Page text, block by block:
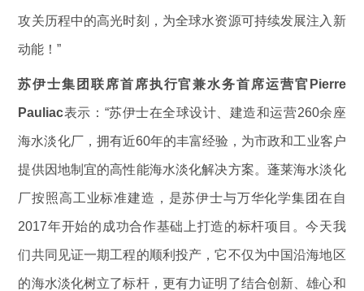
攻关历程中的高光时刻，为全球水资源可持续发展注入新
动能！”
苏伊士集团联席首席执行官兼水务首席运营官Pierre
Pauliac表示：“苏伊士在全球设计、建造和运营260余座
海水淡化厂，拥有近60年的丰富经验，为市政和工业客户
提供因地制宜的高性能海水淡化解决方案。蓬莱海水淡化
厂按照高工业标准建造，是苏伊士与万华化学集团在自
2017年开始的成功合作基础上打造的标杆项目。今天我
们共同见证一期工程的顺利投产，它不仅为中国沿海地区
的海水淡化树立了标杆，更有力证明了结合创新、雄心和